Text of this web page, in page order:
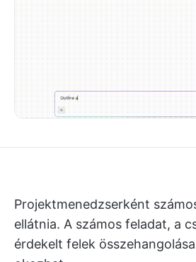
Projektmenedzserként
ellátnia. A számos feladat, a
érdekelt felek